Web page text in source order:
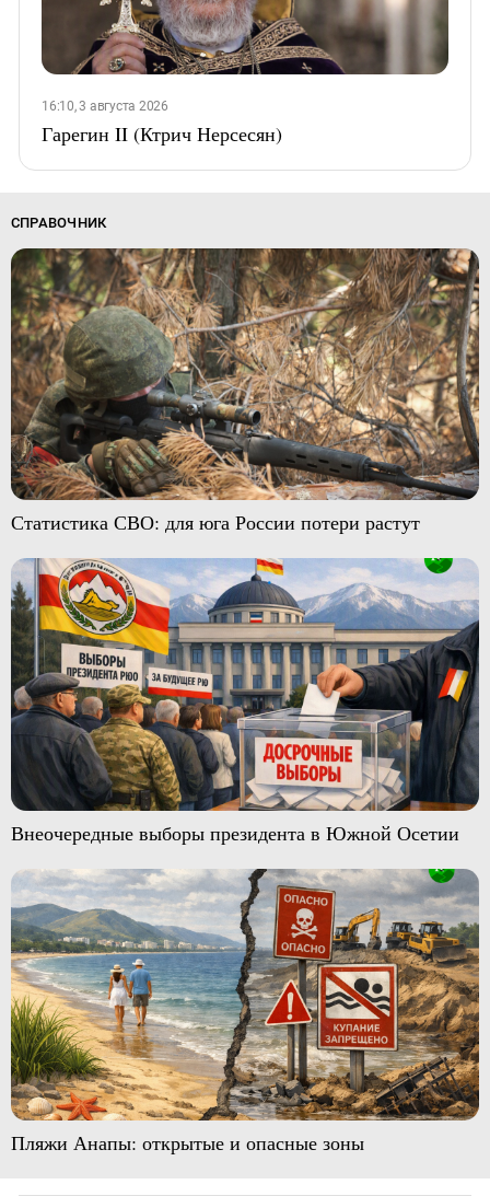
16:10, 3 августа 2026
Гарегин II (Ктрич Нерсесян)
СПРАВОЧНИК
Статистика СВО: для юга России потери растут
Внеочередные выборы президента в Южной Осетии
Пляжи Анапы: открытые и опасные зоны